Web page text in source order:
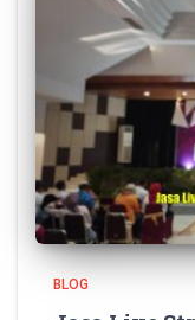
BLOG